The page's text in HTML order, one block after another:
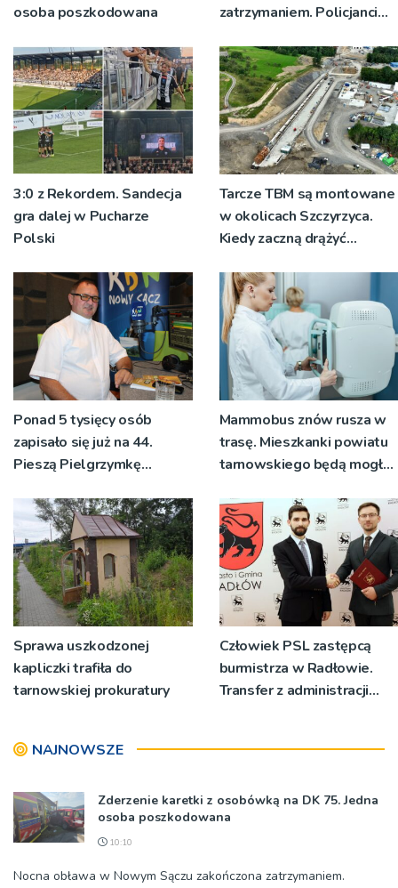
osoba poszkodowana
zatrzymaniem. Policjanci
dźgnięcia 31-letniego
mężczyzny
3:0 z Rekordem. Sandecja
gra dalej w Pucharze
Polski
Tarcze TBM są montowane
w okolicach Szczyrzyca.
Kiedy zaczną drążyć
Ponad 5 tysięcy osób
zapisało się już na 44.
Pieszą Pielgrzymkę
Mammobus znów rusza w
trasę. Mieszkanki powiatu
tarnowskiego będą mogły
badania
Sprawa uszkodzonej
kapliczki trafiła do
tarnowskiej prokuratury
Człowiek PSL zastępcą
burmistrza w Radłowie.
Transfer z administracji
NAJNOWSZE
Zderzenie karetki z osobówką na DK 75. Jedna
osoba poszkodowana
10:10
Nocna obława w Nowym Sączu zakończona zatrzymaniem.